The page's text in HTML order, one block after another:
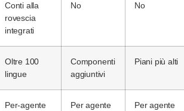
Conti alla
rovescia
integrati
No No
Oltre 100
lingue
Componenti
aggiuntivi
Piani più alti
Per-agente
Per agente
Per agente